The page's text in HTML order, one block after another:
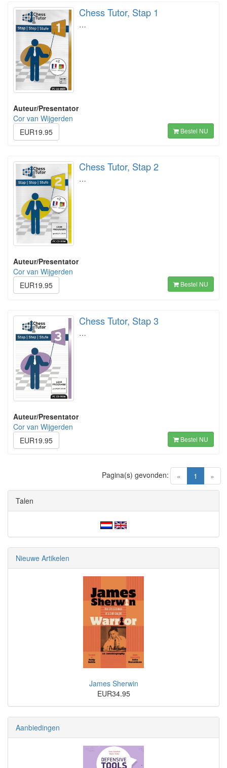
Chess Tutor, Stap 1
…
Auteur/Presentator
Cor van Wijgerden
EUR19.95
Bestel NU
Chess Tutor, Stap 2
…
Auteur/Presentator
Cor van Wijgerden
EUR19.95
Bestel NU
Chess Tutor, Stap 3
…
Auteur/Presentator
Cor van Wijgerden
EUR19.95
Bestel NU
« 1 (current)
»
Pagina(s) gevonden:
Talen
Nieuwe Artikelen
James Sherwin
EUR34.95
Aanbiedingen